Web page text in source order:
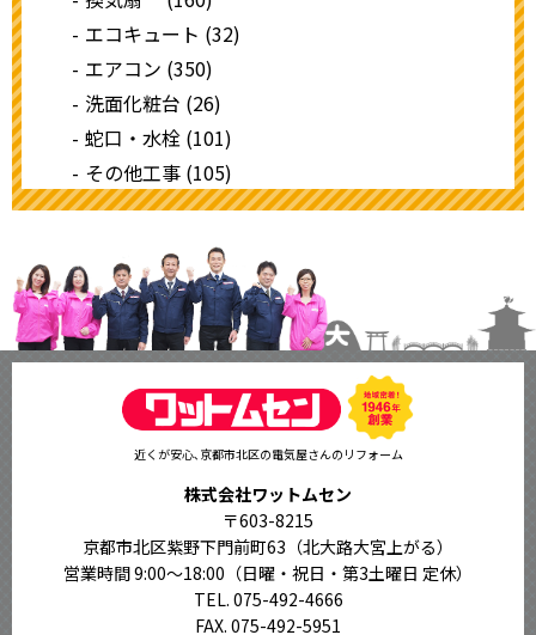
エコキュート (32)
エアコン (350)
洗面化粧台 (26)
蛇口・水栓 (101)
その他工事 (105)
近くが安心､京都市北区の電気屋さんのリフォーム
株式会社ワットムセン
〒603-8215
京都市北区紫野下門前町63（北大路大宮上がる）
営業時間 9:00〜18:00 （日曜・祝日・第3土曜日 定休）
TEL. 075-492-4666
FAX. 075-492-5951